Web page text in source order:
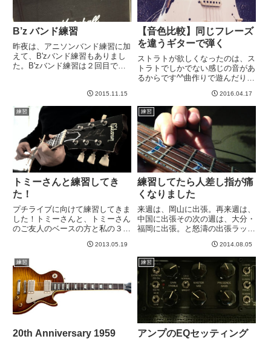
B’z バンド練習
昨夜は、アニソンバンド練習に加
えて、B'zバンド練習もありまし
た。B'zバンド練習は２回目で
シャリ・ハイゲインにしてみまし
た。しかしそうすると、マーシャ
ルキャビとは相性良くない...
2015.11.15
【音色比較】同じフレーズ
を違うギターで弾く
ストラトが欲しくなったのは、ス
トラトでしかでない感じの音があ
るからです^^曲作りで遊んだりし
あの感じだといいのに」と思いま
すし、曲をコピーしていても「こ
こはストラトで弾きたい！」って
のがあるわけです。最近思った...
2016.04.17
練習
トミーさんと練習してき
た！
プチライブに向けて練習してきま
した！トミーさんと、トミーさん
のご友人のベースの方と私の３人
ところは打ち合わせしてあわせて
みたのでひと安心。ボーカルやド
ラムの人とは、当日、現地ではじ
めて会うことに。通し練習を一
回...
2013.05.19
練習
練習してたら人差し指が痛
くなりました
来週は、岡山に出張。再来週は、
中国に出張その次の週は、大分・
福岡に出張。と怒濤の出張ラッシ
困る。というわけで、今日、スタ
ジオで個人練習してきました。ケ
ンタとKTRも持っていきました。
やはり、KTRのほうがハイが...
2014.08.05
練習
20th Anniversary 1959
練習
アンプのEQセッティング